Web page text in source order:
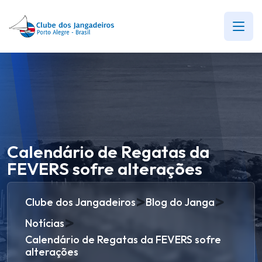
Calendário de Regatas da
FEVERS sofre alterações
Clube dos Jangadeiros>Blog do Janga>
Notícias>
Calendário de Regatas da FEVERS sofre
alterações